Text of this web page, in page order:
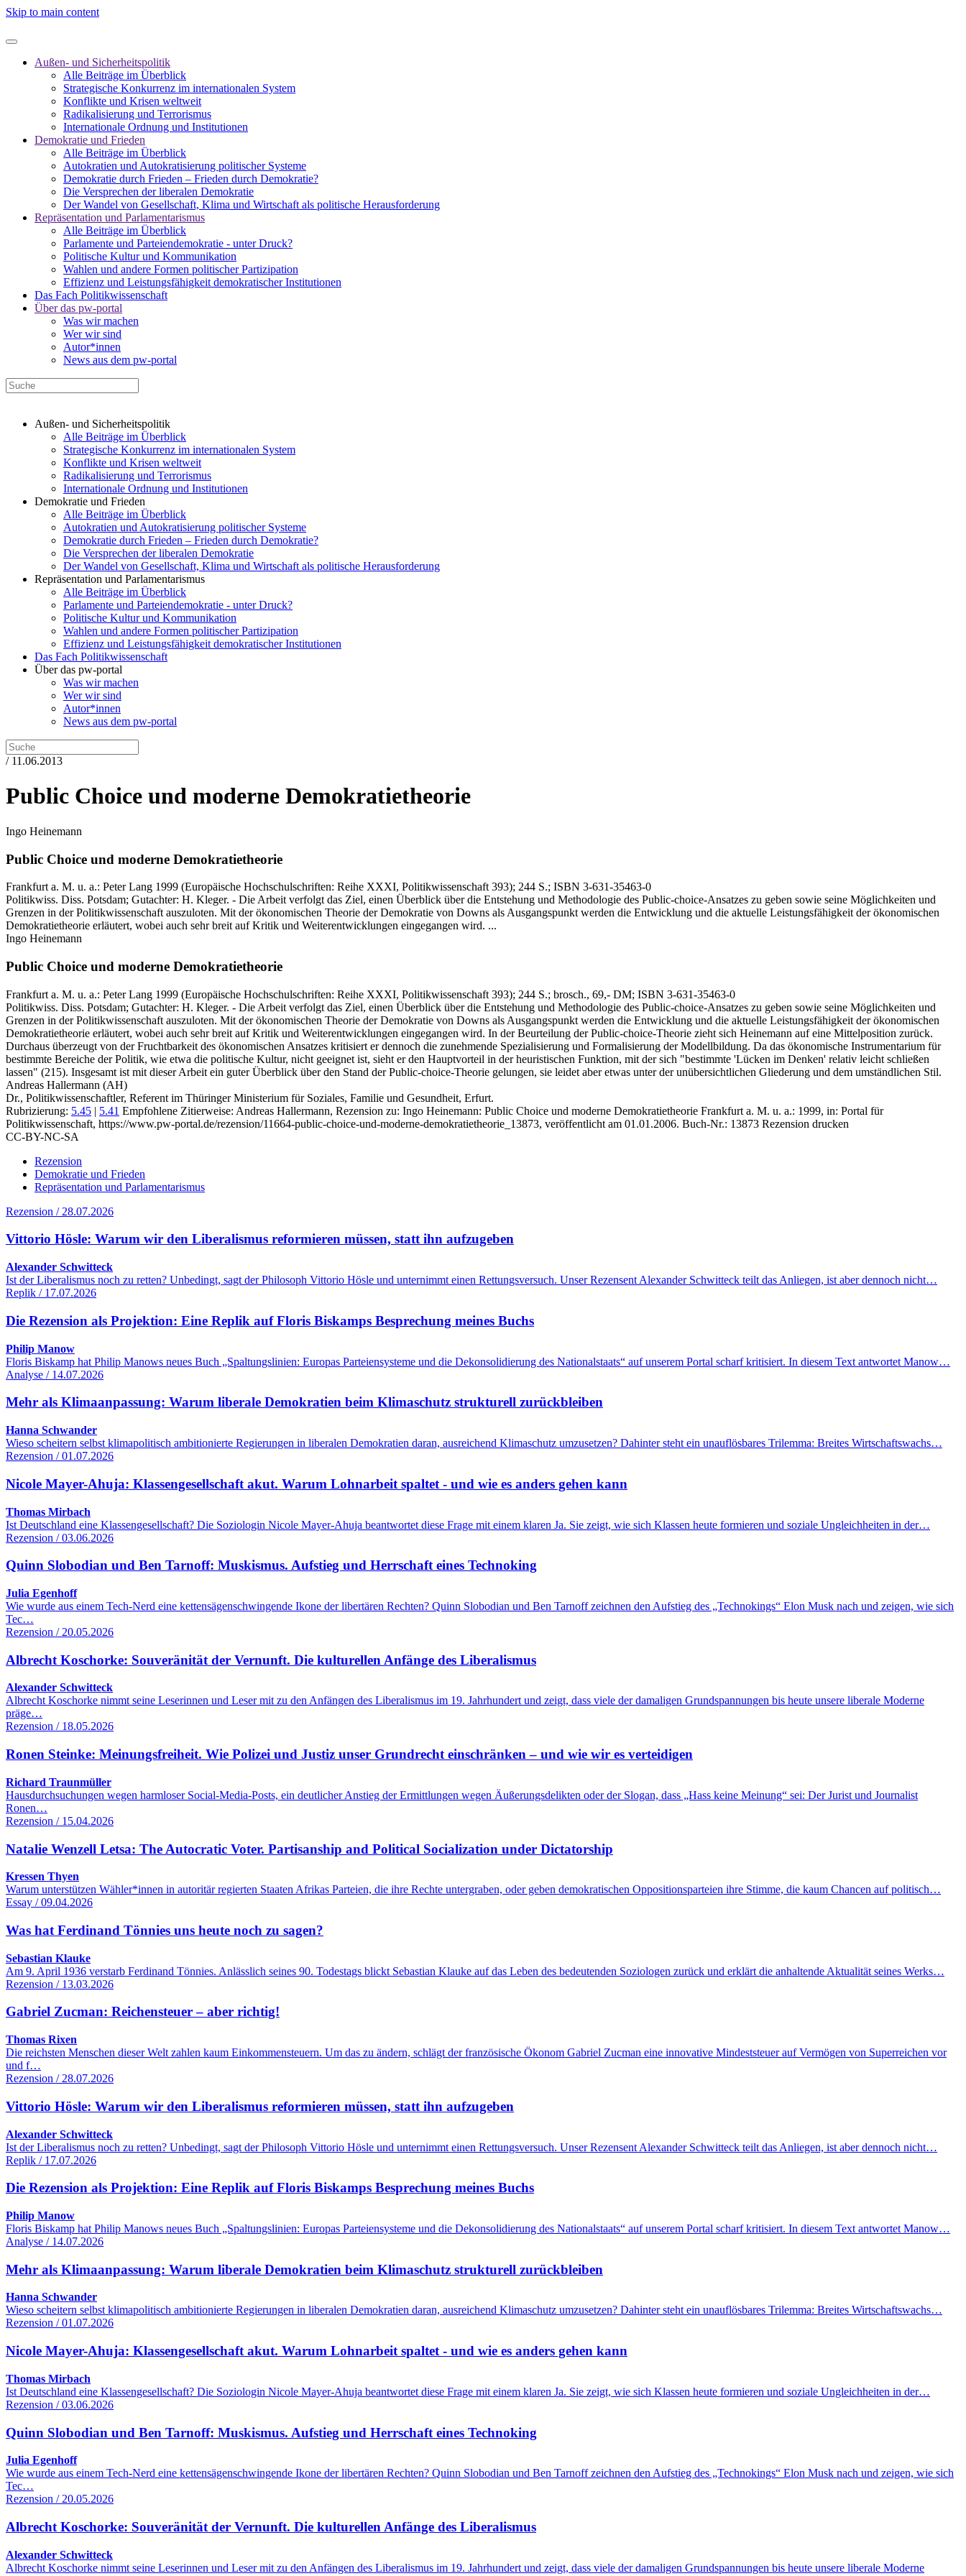
Skip to main content
Außen- und Sicherheitspolitik
Alle Beiträge im Überblick
Strategische Konkurrenz im internationalen System
Konflikte und Krisen weltweit
Radikalisierung und Terrorismus
Internationale Ordnung und Institutionen
Demokratie und Frieden
Alle Beiträge im Überblick
Autokratien und Autokratisierung politischer Systeme
Demokratie durch Frieden – Frieden durch Demokratie?
Die Versprechen der liberalen Demokratie
Der Wandel von Gesellschaft, Klima und Wirtschaft als politische Herausforderung
Repräsentation und Parlamentarismus
Alle Beiträge im Überblick
Parlamente und Parteiendemokratie - unter Druck?
Politische Kultur und Kommunikation
Wahlen und andere Formen politischer Partizipation
Effizienz und Leistungsfähigkeit demokratischer Institutionen
Das Fach Politikwissenschaft
Über das pw-portal
Was wir machen
Wer wir sind
Autor*innen
News aus dem pw-portal
Außen- und Sicherheitspolitik
Alle Beiträge im Überblick
Strategische Konkurrenz im internationalen System
Konflikte und Krisen weltweit
Radikalisierung und Terrorismus
Internationale Ordnung und Institutionen
Demokratie und Frieden
Alle Beiträge im Überblick
Autokratien und Autokratisierung politischer Systeme
Demokratie durch Frieden – Frieden durch Demokratie?
Die Versprechen der liberalen Demokratie
Der Wandel von Gesellschaft, Klima und Wirtschaft als politische Herausforderung
Repräsentation und Parlamentarismus
Alle Beiträge im Überblick
Parlamente und Parteiendemokratie - unter Druck?
Politische Kultur und Kommunikation
Wahlen und andere Formen politischer Partizipation
Effizienz und Leistungsfähigkeit demokratischer Institutionen
Das Fach Politikwissenschaft
Über das pw-portal
Was wir machen
Wer wir sind
Autor*innen
News aus dem pw-portal
/ 11.06.2013
Public Choice und moderne Demokratietheorie
Ingo Heinemann
Public Choice und moderne Demokratietheorie
Frankfurt a. M. u. a.: Peter Lang 1999 (Europäische Hochschulschriften: Reihe XXXI, Politikwissenschaft 393); 244 S.; ISBN 3-631-35463-0
Politikwiss. Diss. Potsdam; Gutachter: H. Kleger. - Die Arbeit verfolgt das Ziel, einen Überblick über die Entstehung und Methodologie des Public-choice-Ansatzes zu geben sowie seine Möglichkeiten und
Grenzen in der Politikwissenschaft auszuloten. Mit der ökonomischen Theorie der Demokratie von Downs als Ausgangspunkt werden die Entwicklung und die aktuelle Leistungsfähigkeit der ökonomischen
Demokratietheorie erläutert, wobei auch sehr breit auf Kritik und Weiterentwicklungen eingegangen wird. ...
Ingo Heinemann
Public Choice und moderne Demokratietheorie
Frankfurt a. M. u. a.: Peter Lang 1999 (Europäische Hochschulschriften: Reihe XXXI, Politikwissenschaft 393); 244 S.; brosch., 69,- DM; ISBN 3-631-35463-0
Politikwiss. Diss. Potsdam; Gutachter: H. Kleger. - Die Arbeit verfolgt das Ziel, einen Überblick über die Entstehung und Methodologie des Public-choice-Ansatzes zu geben sowie seine Möglichkeiten und
Grenzen in der Politikwissenschaft auszuloten. Mit der ökonomischen Theorie der Demokratie von Downs als Ausgangspunkt werden die Entwicklung und die aktuelle Leistungsfähigkeit der ökonomischen
Demokratietheorie erläutert, wobei auch sehr breit auf Kritik und Weiterentwicklungen eingegangen wird. In der Beurteilung der Public-choice-Theorie zieht sich Heinemann auf eine Mittelposition zurück.
Durchaus überzeugt von der Fruchtbarkeit des ökonomischen Ansatzes kritisiert er dennoch die zunehmende Spezialisierung und Formalisierung der Modellbildung. Da das ökonomische Instrumentarium für
bestimmte Bereiche der Politik, wie etwa die politische Kultur, nicht geeignet ist, sieht er den Hauptvorteil in der heuristischen Funktion, mit der sich "bestimmte 'Lücken im Denken' relativ leicht schließen
lassen" (215). Insgesamt ist mit dieser Arbeit ein guter Überblick über den Stand der Public-choice-Theorie gelungen, sie leidet aber etwas unter der unübersichtlichen Gliederung und dem umständlichen Stil.
Andreas Hallermann (AH)
Dr., Politikwissenschaftler, Referent im Thüringer Ministerium für Soziales, Familie und Gesundheit, Erfurt.
Rubrizierung: 5.45 | 5.41 Empfohlene Zitierweise: Andreas Hallermann, Rezension zu: Ingo Heinemann: Public Choice und moderne Demokratietheorie Frankfurt a. M. u. a.: 1999, in: Portal für
Politikwissenschaft, https://www.pw-portal.de/rezension/11664-public-choice-und-moderne-demokratietheorie_13873, veröffentlicht am 01.01.2006. Buch-Nr.: 13873 Rezension drucken
CC-BY-NC-SA
Rezension
Demokratie und Frieden
Repräsentation und Parlamentarismus
Rezension / 28.07.2026
Vittorio Hösle: Warum wir den Liberalismus reformieren müssen, statt ihn aufzugeben
Alexander Schwitteck
Ist der Liberalismus noch zu retten? Unbedingt, sagt der Philosoph Vittorio Hösle und unternimmt einen Rettungsversuch. Unser Rezensent Alexander Schwitteck teilt das Anliegen, ist aber dennoch nicht…
Replik / 17.07.2026
Die Rezension als Projektion: Eine Replik auf Floris Biskamps Besprechung meines Buchs
Philip Manow
Floris Biskamp hat Philip Manows neues Buch „Spaltungslinien: Europas Parteiensysteme und die Dekonsolidierung des Nationalstaats“ auf unserem Portal scharf kritisiert. In diesem Text antwortet Manow…
Analyse / 14.07.2026
Mehr als Klimaanpassung: Warum liberale Demokratien beim Klimaschutz strukturell zurückbleiben
Hanna Schwander
Wieso scheitern selbst klimapolitisch ambitionierte Regierungen in liberalen Demokratien daran, ausreichend Klimaschutz umzusetzen? Dahinter steht ein unauflösbares Trilemma: Breites Wirtschaftswachs…
Rezension / 01.07.2026
Nicole Mayer-Ahuja: Klassengesellschaft akut. Warum Lohnarbeit spaltet - und wie es anders gehen kann
Thomas Mirbach
Ist Deutschland eine Klassengesellschaft? Die Soziologin Nicole Mayer-Ahuja beantwortet diese Frage mit einem klaren Ja. Sie zeigt, wie sich Klassen heute formieren und soziale Ungleichheiten in der…
Rezension / 03.06.2026
Quinn Slobodian und Ben Tarnoff: Muskismus. Aufstieg und Herrschaft eines Technoking
Julia Egenhoff
Wie wurde aus einem Tech-Nerd eine kettensägenschwingende Ikone der libertären Rechten? Quinn Slobodian und Ben Tarnoff zeichnen den Aufstieg des „Technokings“ Elon Musk nach und zeigen, wie sich
Tec…
Rezension / 20.05.2026
Albrecht Koschorke: Souveränität der Vernunft. Die kulturellen Anfänge des Liberalismus
Alexander Schwitteck
Albrecht Koschorke nimmt seine Leserinnen und Leser mit zu den Anfängen des Liberalismus im 19. Jahrhundert und zeigt, dass viele der damaligen Grundspannungen bis heute unsere liberale Moderne
präge…
Rezension / 18.05.2026
Ronen Steinke: Meinungsfreiheit. Wie Polizei und Justiz unser Grundrecht einschränken – und wie wir es verteidigen
Richard Traunmüller
Hausdurchsuchungen wegen harmloser Social-Media-Posts, ein deutlicher Anstieg der Ermittlungen wegen Äußerungsdelikten oder der Slogan, dass „Hass keine Meinung“ sei: Der Jurist und Journalist
Ronen…
Rezension / 15.04.2026
Natalie Wenzell Letsa: The Autocratic Voter. Partisanship and Political Socialization under Dictatorship
Kressen Thyen
Warum unterstützen Wähler*innen in autoritär regierten Staaten Afrikas Parteien, die ihre Rechte untergraben, oder geben demokratischen Oppositionsparteien ihre Stimme, die kaum Chancen auf politisch…
Essay / 09.04.2026
Was hat Ferdinand Tönnies uns heute noch zu sagen?
Sebastian Klauke
Am 9. April 1936 verstarb Ferdinand Tönnies. Anlässlich seines 90. Todestags blickt Sebastian Klauke auf das Leben des bedeutenden Soziologen zurück und erklärt die anhaltende Aktualität seines Werks…
Rezension / 13.03.2026
Gabriel Zucman: Reichensteuer – aber richtig!
Thomas Rixen
Die reichsten Menschen dieser Welt zahlen kaum Einkommensteuern. Um das zu ändern, schlägt der französische Ökonom Gabriel Zucman eine innovative Mindeststeuer auf Vermögen von Superreichen vor
und f…
Rezension / 28.07.2026
Vittorio Hösle: Warum wir den Liberalismus reformieren müssen, statt ihn aufzugeben
Alexander Schwitteck
Ist der Liberalismus noch zu retten? Unbedingt, sagt der Philosoph Vittorio Hösle und unternimmt einen Rettungsversuch. Unser Rezensent Alexander Schwitteck teilt das Anliegen, ist aber dennoch nicht…
Replik / 17.07.2026
Die Rezension als Projektion: Eine Replik auf Floris Biskamps Besprechung meines Buchs
Philip Manow
Floris Biskamp hat Philip Manows neues Buch „Spaltungslinien: Europas Parteiensysteme und die Dekonsolidierung des Nationalstaats“ auf unserem Portal scharf kritisiert. In diesem Text antwortet Manow…
Analyse / 14.07.2026
Mehr als Klimaanpassung: Warum liberale Demokratien beim Klimaschutz strukturell zurückbleiben
Hanna Schwander
Wieso scheitern selbst klimapolitisch ambitionierte Regierungen in liberalen Demokratien daran, ausreichend Klimaschutz umzusetzen? Dahinter steht ein unauflösbares Trilemma: Breites Wirtschaftswachs…
Rezension / 01.07.2026
Nicole Mayer-Ahuja: Klassengesellschaft akut. Warum Lohnarbeit spaltet - und wie es anders gehen kann
Thomas Mirbach
Ist Deutschland eine Klassengesellschaft? Die Soziologin Nicole Mayer-Ahuja beantwortet diese Frage mit einem klaren Ja. Sie zeigt, wie sich Klassen heute formieren und soziale Ungleichheiten in der…
Rezension / 03.06.2026
Quinn Slobodian und Ben Tarnoff: Muskismus. Aufstieg und Herrschaft eines Technoking
Julia Egenhoff
Wie wurde aus einem Tech-Nerd eine kettensägenschwingende Ikone der libertären Rechten? Quinn Slobodian und Ben Tarnoff zeichnen den Aufstieg des „Technokings“ Elon Musk nach und zeigen, wie sich
Tec…
Rezension / 20.05.2026
Albrecht Koschorke: Souveränität der Vernunft. Die kulturellen Anfänge des Liberalismus
Alexander Schwitteck
Albrecht Koschorke nimmt seine Leserinnen und Leser mit zu den Anfängen des Liberalismus im 19. Jahrhundert und zeigt, dass viele der damaligen Grundspannungen bis heute unsere liberale Moderne